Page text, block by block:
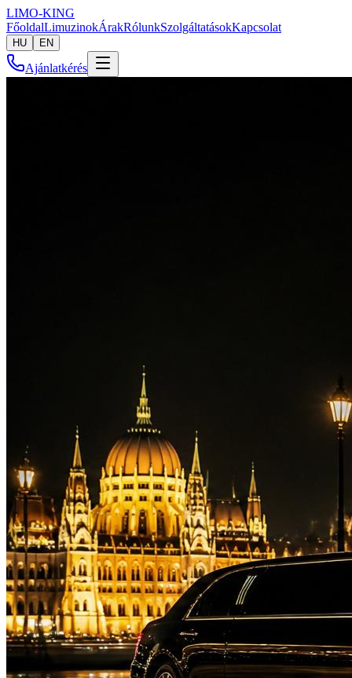
LIMO-KING
FőoldalLimuzinokÁrakRólunkSzolgáltatásokKapcsolat
HU EN
Ajánlatkérés